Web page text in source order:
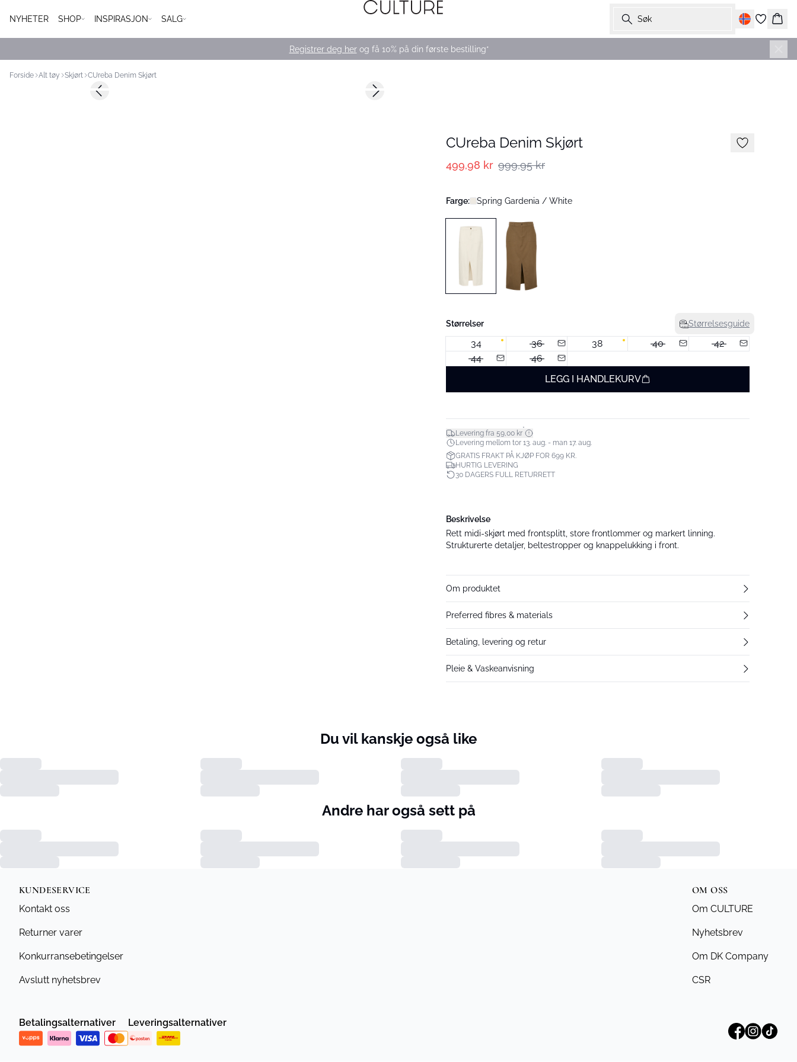
NYHETER SHOP INSPIRASJON SALG Søk
Registrer deg herog få 10% på din første bestilling*
Forside Alt tøy Skjørt CUreba Denim Skjørt
-50%Previous slide Next slide
CUreba Denim Skjørt
499,98 kr 999,95 kr
Farge: Spring Gardenia / White
Størrelser Størrelsesguide
34 36 38 40
42
44
46
LEGG I HANDLEKURV
Levering fra 59,00 kr*
Levering mellom tor 13. aug. - man 17. aug.
GRATIS FRAKT PÅ KJØP FOR 699 KR.
HURTIG LEVERING
30 DAGERS FULL RETURRETT
Beskrivelse
Rett midi-skjørt med frontsplitt, store frontlommer og markert linning.
Strukturerte detaljer, beltestropper og knappelukking i front.
Om produktet
Preferred fibres & materials
Betaling, levering og retur
Pleie & Vaskeanvisning
Du vil kanskje også like
Andre har også sett på
KUNDESERVICE
Kontakt oss
Returner varer
Konkurransebetingelser
Avslutt nyhetsbrev
OM OSS
Om CULTURE
Nyhetsbrev
Om DK Company
CSR
Betalingsalternativer Leveringsalternativer